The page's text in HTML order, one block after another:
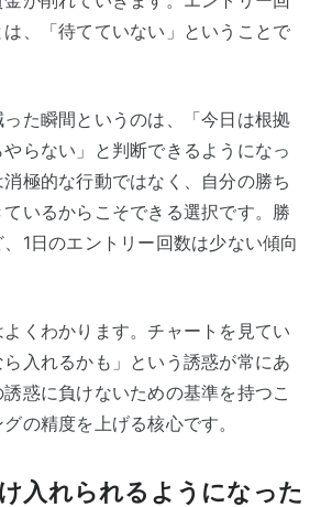
、「待てていない」ということで
た瞬間というのは、「今日は根拠
らない」と判断できるようになっ
極的な行動ではなく、自分の勝ち
いるからこそできる選択です。勝
1日のエントリー回数は少ない傾向
くわかります。チャートを見てい
入れるかも」という誘惑が常にあ
惑に負けないための基準を持つこ
の精度を上げる核心です。
入れられるようになった